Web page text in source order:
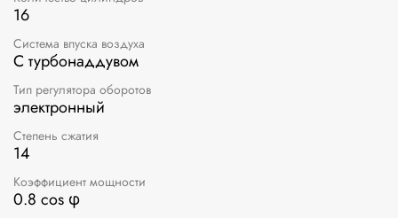
16
Система впуска воздуха
С турбонаддувом
Тип регулятора оборотов
электронный
Степень сжатия
14
Коэффициент мощности
0.8 cos φ